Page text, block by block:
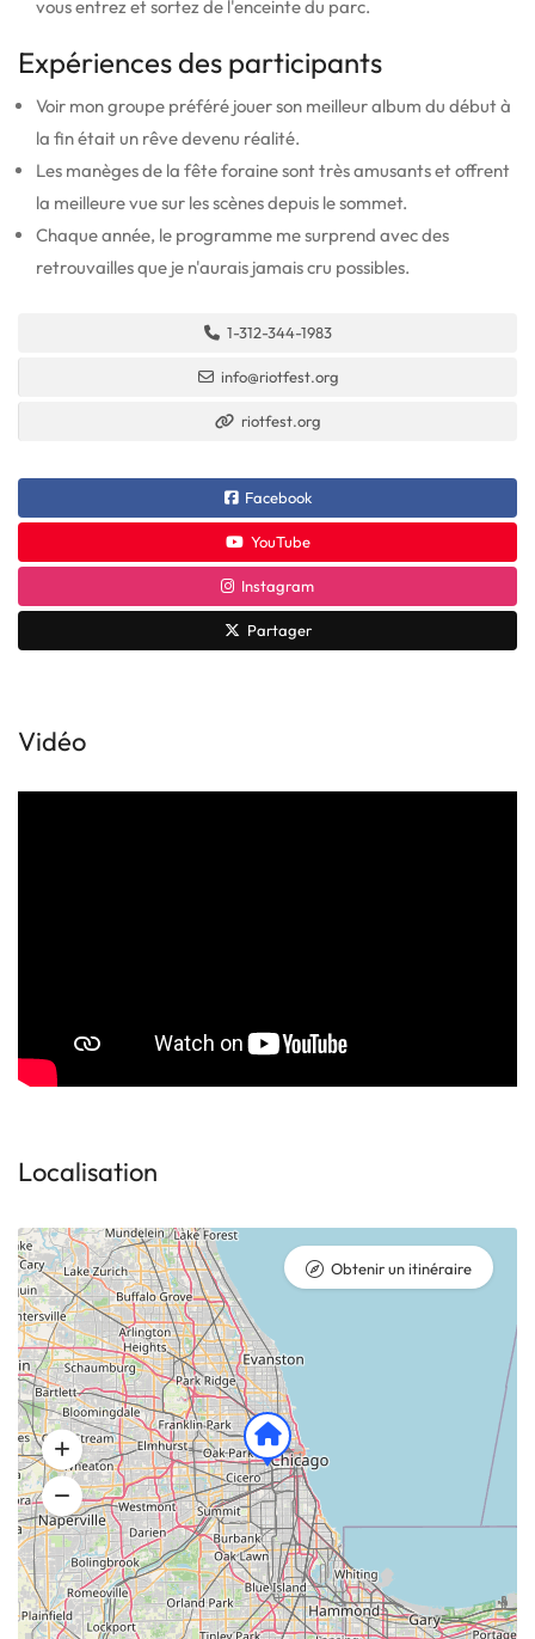
vous entrez et sortez de l'enceinte du parc.
Expériences des participants
Voir mon groupe préféré jouer son meilleur album du début à
la fin était un rêve devenu réalité.
Les manèges de la fête foraine sont très amusants et offrent
la meilleure vue sur les scènes depuis le sommet.
Chaque année, le programme me surprend avec des
retrouvailles que je n'aurais jamais cru possibles.
1-312-344-1983
info@riotfest.org
riotfest.org
Facebook
YouTube
Instagram
Partager
Vidéo
Localisation
Obtenir un itinéraire